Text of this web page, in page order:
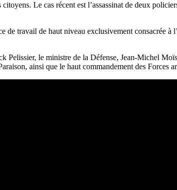
Le cas récent est l’assassinat de deux
travail de haut niveau exclusivement consacrée à
Pelissier, le ministre de la Défense, Jean-Michel
ainsi que le haut commandement des Forces